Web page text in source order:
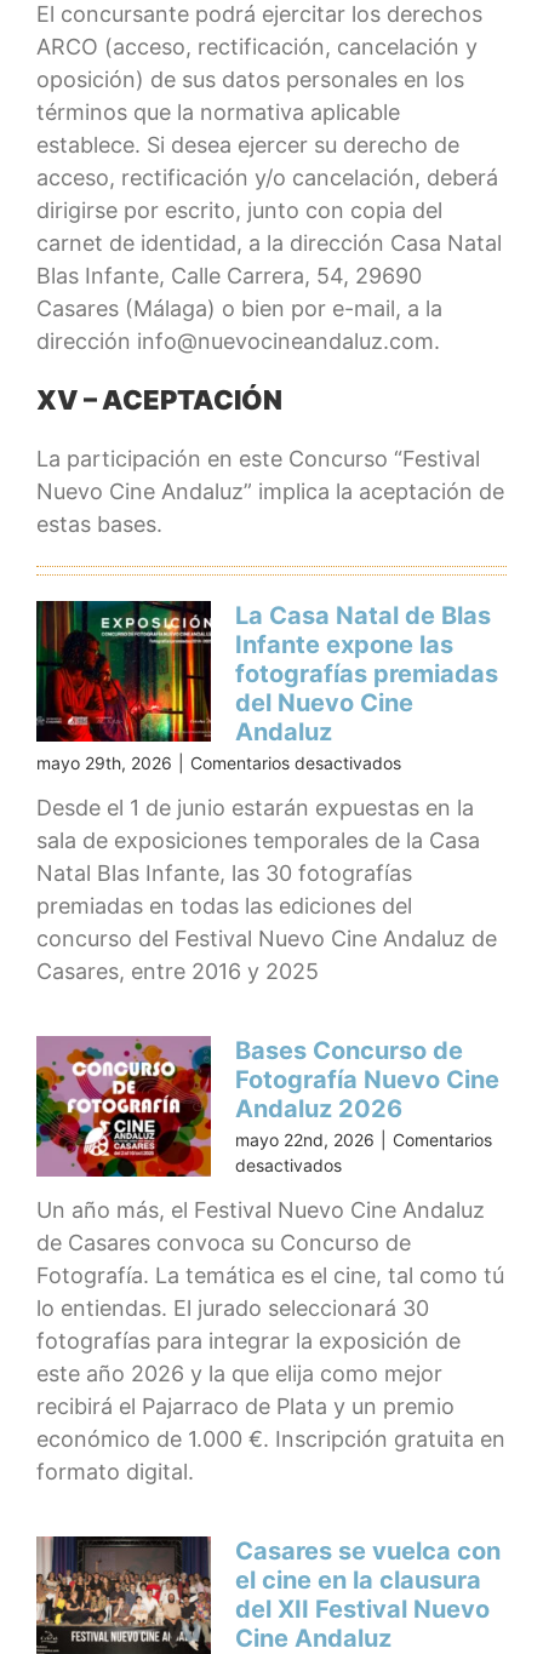
El concursante podrá ejercitar los derechos
ARCO (acceso, rectificación, cancelación y
oposición) de sus datos personales en los
términos que la normativa aplicable
establece. Si desea ejercer su derecho de
acceso, rectificación y/o cancelación, deberá
dirigirse por escrito, junto con copia del
carnet de identidad, a la dirección Casa Natal
Blas Infante, Calle Carrera, 54, 29690
Casares (Málaga) o bien por e-mail, a la
dirección info@nuevocineandaluz.com.
XV – ACEPTACIÓN
La participación en este Concurso “Festival
Nuevo Cine Andaluz” implica la aceptación de
estas bases.
La Casa Natal de Blas
Infante expone las
fotografías premiadas
del Nuevo Cine
Andaluz
mayo 29th, 2026 Comentarios desactivadosen
Casa
Natal
Blas
Infante
expone
del
Nuevo
Cine
Andaluz
Desde el 1 de junio estarán expuestas en la
sala de exposiciones temporales de la Casa
Natal Blas Infante, las 30 fotografías
premiadas en todas las ediciones del
concurso del Festival Nuevo Cine Andaluz de
Casares, entre 2016 y 2025
Bases Concurso de
Fotografía Nuevo Cine
Andaluz 2026
mayo 22nd, 2026
Comentarios
desactivadosen
Concurso
de
Fotografía
Nuevo
Cine
Andaluz
2026
Un año más, el Festival Nuevo Cine Andaluz
de Casares convoca su Concurso de
Fotografía. La temática es el cine, tal como tú
lo entiendas. El jurado seleccionará 30
fotografías para integrar la exposición de
este año 2026 y la que elija como mejor
recibirá el Pajarraco de Plata y un premio
económico de 1.000 €. Inscripción gratuita en
formato digital.
Casares se vuelca con
el cine en la clausura
del XII Festival Nuevo
Cine Andaluz